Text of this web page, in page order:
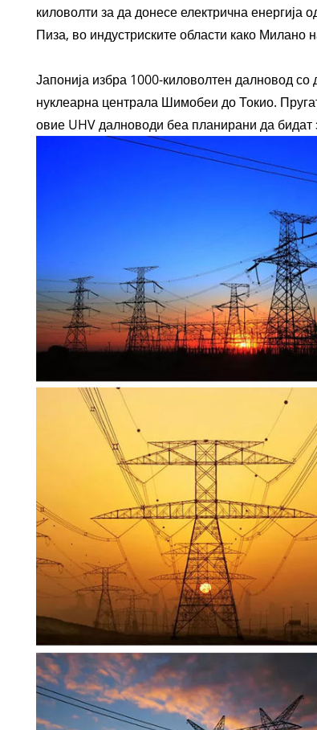
киловолти за да донесе електрична
Пиза, во индустриските области како Милано
Јапонија избра 1000-киловолтен далновод со
нуклеарна централа Шимобеи до Токио.
овие UHV далноводи беа планирани да